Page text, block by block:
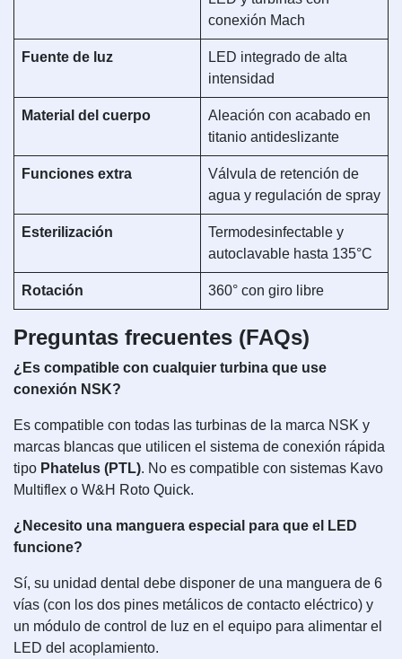
conexión Mach
Fuente de luz
LED integrado de alta
intensidad
Material del cuerpo
Aleación con acabado en
titanio antideslizante
Funciones extra
Válvula de retención de
agua y regulación de spray
Esterilización
Termodesinfectable y
autoclavable hasta 135°C
Rotación 360° con giro libre
Preguntas frecuentes (FAQs)
¿Es compatible con cualquier turbina que use
conexión NSK?
Es compatible con todas las turbinas de la marca NSK y
marcas blancas que utilicen el sistema de conexión rápida
tipo Phatelus (PTL). No es compatible con sistemas Kavo
Multiflex o W&H Roto Quick.
¿Necesito una manguera especial para que el LED
funcione?
Sí, su unidad dental debe disponer de una manguera de 6
vías (con los dos pines metálicos de contacto eléctrico) y
un módulo de control de luz en el equipo para alimentar el
LED del acoplamiento.